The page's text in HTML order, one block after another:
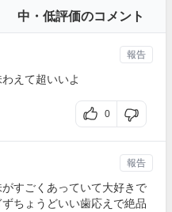
中・低評価のコメント
えて超いいよ
0
報告
すごくあっていて大好きで
ちょうどいい歯応えで絶品
報告